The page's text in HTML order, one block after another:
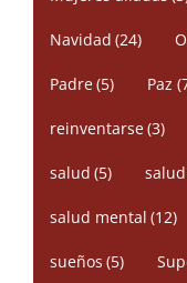
Navidad (24)
Padre(5) Paz
reinventarse(3)
salud (5)
salud mental (12)
sueños (5)